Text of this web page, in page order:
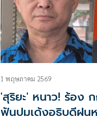
1 พฤษภาคม 2569
'สุริยะ' หนาว! ร้อง
ฟันปมเด้งอธิบดีฝน